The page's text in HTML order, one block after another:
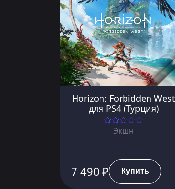
Horizon: Forbidden West
для PS4 (Турция)
Экшн
7 490 ₽ Купить